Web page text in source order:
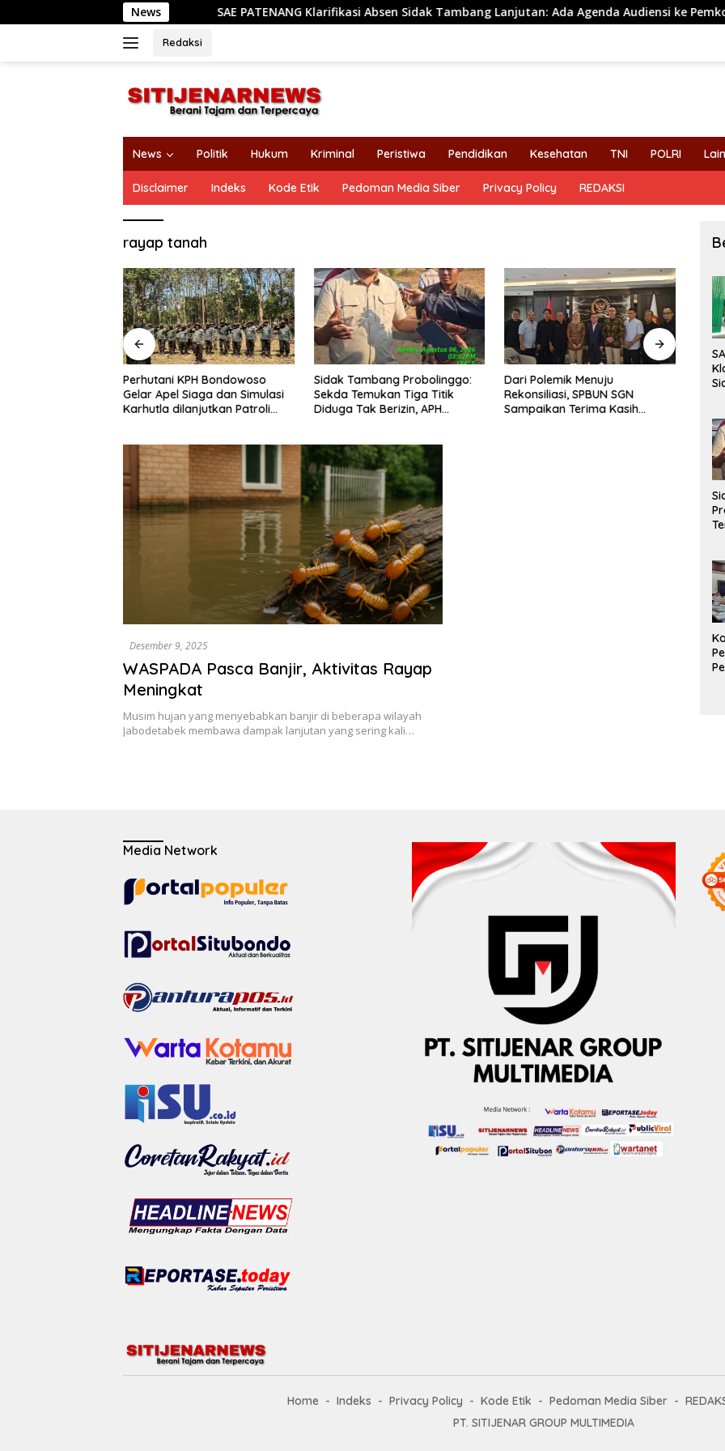
ke
NewsSAE PATENANG Klarifikasi Absen Sidak Tambang Lanjutan: Ada Agenda Audiensi ke Pemkot
Redaksi
News Politik Hukum Kriminal Peristiwa Pendidikan Kesehatan TNI POLRI
Disclaimer Indeks Kode Etik Pedoman Media Siber Privacy Policy REDAKSI
rayap tanah
Perhutani KPH Bondowoso
Gelar Apel Siaga dan Simulasi
Karhutla dilanjutkan Patroli
Sidak Tambang Probolinggo:
Sekda Temukan Tiga Titik
Diduga Tak Berizin, APH
Dari Polemik Menuju
Rekonsiliasi, SPBUN SGN
Sampaikan Terima Kasih
Desember 9, 2025
WASPADA Pasca Banjir, Aktivitas Rayap
Meningkat
Musim hujan yang menyebabkan banjir di beberapa wilayah
Jabodetabek membawa dampak lanjutan yang sering kali…
Media Network
Home Indeks Privacy Policy Kode Etik Pedoman Media Siber
PT. SITIJENAR GROUP MULTIMEDIA